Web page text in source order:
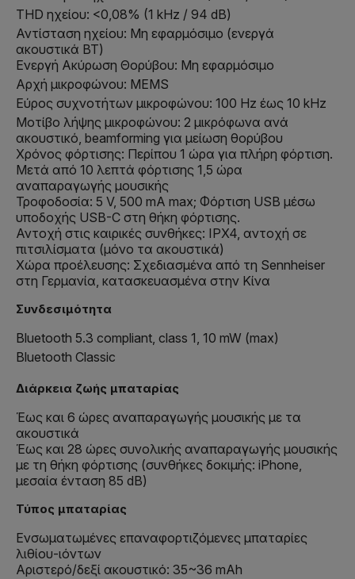
THD ηχείου: <0,08% (1 kHz / 94 dB)
Αντίσταση ηχείου: Μη εφαρμόσιμο (ενεργά
ακουστικά BT)
Ενεργή Ακύρωση Θορύβου: Μη εφαρμόσιμο
Αρχή μικροφώνου: MEMS
Εύρος συχνοτήτων μικροφώνου: 100 Hz έως 10 kHz
Μοτίβο λήψης μικροφώνου: 2 μικρόφωνα ανά
ακουστικό, beamforming για μείωση θορύβου
Χρόνος φόρτισης: Περίπου 1 ώρα για πλήρη φόρτιση.
Μετά από 10 λεπτά φόρτισης 1,5 ώρα
αναπαραγωγής μουσικής
Τροφοδοσία: 5 V, 500 mA max; Φόρτιση USB μέσω
υποδοχής USB-C στη θήκη φόρτισης.
Αντοχή στις καιρικές συνθήκες: IPX4, αντοχή σε
πιτσιλίσματα (μόνο τα ακουστικά)
Χώρα προέλευσης: Σχεδιασμένα από τη Sennheiser
στη Γερμανία, κατασκευασμένα στην Κίνα
Συνδεσιμότητα
Bluetooth 5.3 compliant, class 1, 10 mW (max)
Bluetooth Classic
Διάρκεια ζωής μπαταρίας
Έως και 6 ώρες αναπαραγωγής μουσικής με τα
ακουστικά
Έως και 28 ώρες συνολικής αναπαραγωγής μουσικής
με τη θήκη φόρτισης (συνθήκες δοκιμής: iPhone,
μεσαία ένταση 85 dB)
Τύπος μπαταρίας
Ενσωματωμένες επαναφορτιζόμενες μπαταρίες
λιθίου-ιόντων
Αριστερό/δεξί ακουστικό: 35~36 mAh